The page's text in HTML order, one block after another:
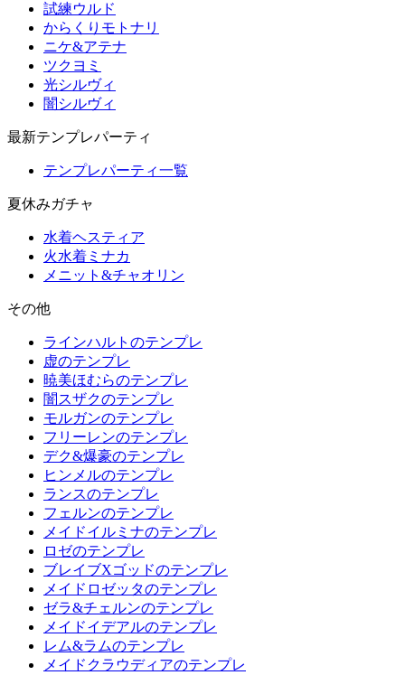
試練ウルド
からくりモトナリ
ニケ&アテナ
ツクヨミ
光シルヴィ
闇シルヴィ
最新テンプレパーティ
テンプレパーティ一覧
夏休みガチャ
水着ヘスティア
火水着ミナカ
メニット&チャオリン
その他
ラインハルトのテンプレ
虚のテンプレ
暁美ほむらのテンプレ
闇スザクのテンプレ
モルガンのテンプレ
フリーレンのテンプレ
デク&爆豪のテンプレ
ヒンメルのテンプレ
ランスのテンプレ
フェルンのテンプレ
メイドイルミナのテンプレ
ロゼのテンプレ
ブレイブXゴッドのテンプレ
メイドロゼッタのテンプレ
ゼラ&チェルンのテンプレ
メイドイデアルのテンプレ
レム&ラムのテンプレ
メイドクラウディアのテンプレ